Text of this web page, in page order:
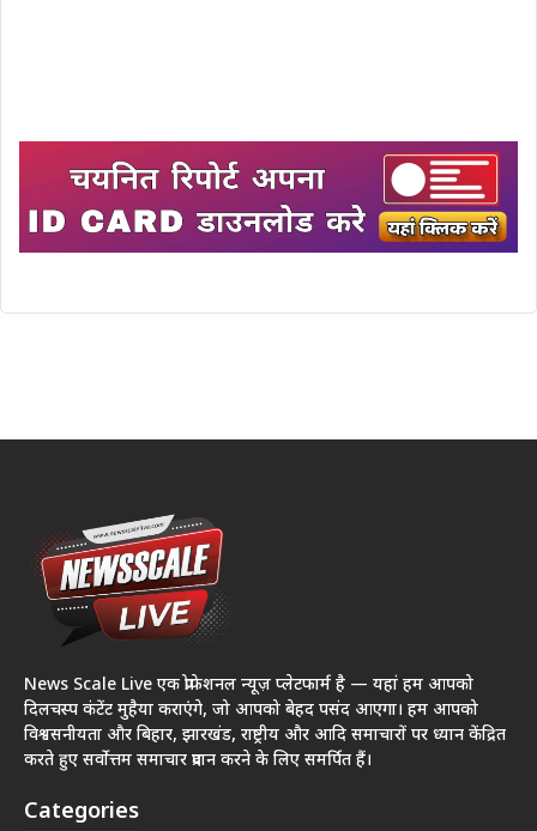
News Scale Live एक प्रोफेशनल न्यूज़ प्लेटफार्म है — यहां हम आपको
दिलचस्प कंटेंट मुहैया कराएंगे, जो आपको बेहद पसंद आएगा। हम आपको
विश्वसनीयता और बिहार, झारखंड, राष्ट्रीय और आदि समाचारों पर ध्यान केंद्रित
करते हुए सर्वोत्तम समाचार प्रदान करने के लिए समर्पित हैं।
Categories